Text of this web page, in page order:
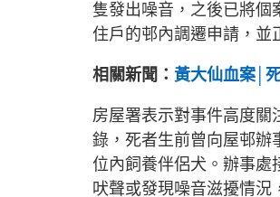
隻發出噪音，之後已將個
住戶的邨內調遷申請，並
相關新聞： 黃大仙血案│
房屋署表示對事件高度關
錄，死者生前曾向屋邨辦
位內飼養伴侶犬。辦事處
吠聲或發現噪音滋擾情況